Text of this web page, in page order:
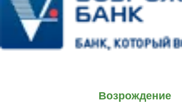
Возрождение